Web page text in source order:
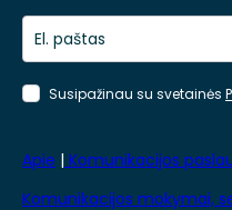
Susipažinau su svetainės
Apie | Komunikacijos
Komunikacijos mokymai,